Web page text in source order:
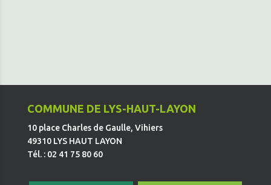
COMMUNE DE LYS-HAUT-LAYON
10 place Charles de Gaulle, Vihiers
49310 LYS HAUT LAYON
Tél. : 02 41 75 80 60